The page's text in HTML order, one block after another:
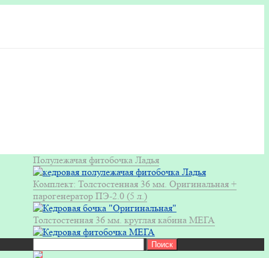
Полулежачая фитобочка Ладья
Комплект: Толстостенная 36 мм. Оригинальная +
парогенератор ПЭ-2.0 (5 л.)
Толстостенная 36 мм. круглая кабина МЕГА